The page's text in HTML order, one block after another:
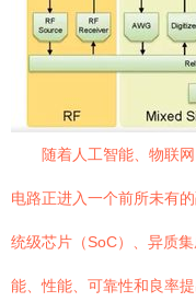
随着人工智能、物联
电路正进入一个前所未有
统级芯片（SoC）、异质
能、性能、可靠性和良率